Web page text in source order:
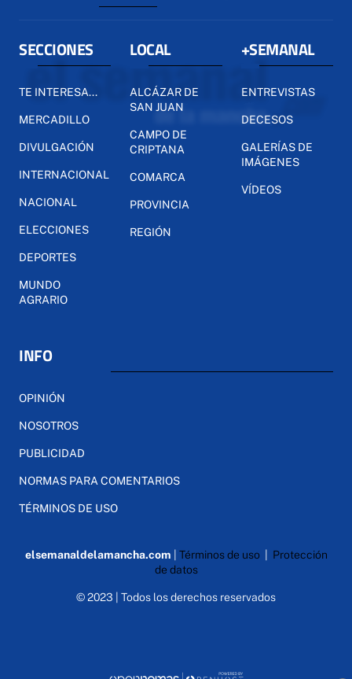
SECCIONES
TE INTERESA...
MERCADILLO
DIVULGACIÓN
INTERNACIONAL
NACIONAL
ELECCIONES
DEPORTES
MUNDO
AGRARIO
LOCAL
ALCÁZAR DE
SAN JUAN
CAMPO DE
CRIPTANA
COMARCA
PROVINCIA
REGIÓN
+SEMANAL
ENTREVISTAS
DECESOS
GALERÍAS DE
IMÁGENES
VÍDEOS
INFO
OPINIÓN
NOSOTROS
PUBLICIDAD
NORMAS PARA COMENTARIOS
TÉRMINOS DE USO
elsemanaldelamancha.com Términos de uso| Protección
de datos
© 2023 | Todos los derechos reservados